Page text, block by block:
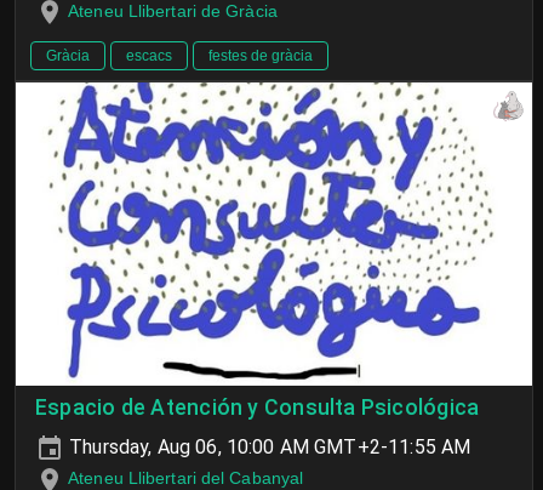
Ateneu Llibertari de Gràcia
Gràcia escacs festes de gràcia
Espacio de Atención y Consulta Psicológica
Thursday, Aug 06, 10:00 AM GMT+2-11:55 AM
Ateneu Llibertari del Cabanyal